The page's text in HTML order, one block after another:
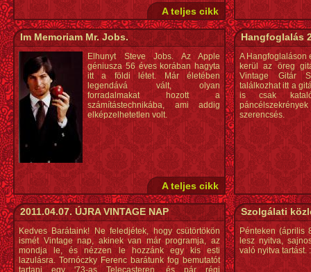
A teljes cikk
Im Memoriam Mr. Jobs.
Elhunyt Steve Jobs. Az Apple
géniusza 56 éves korában hagyta
itt a földi létet. Már életében
legendává vált, olyan
forradalmakat hozott a
számítástechnikába, ami addig
elképzelhetetlen volt.
A teljes cikk
Hangfoglalás
A Hangfoglaláson
kerül az öreg
Vintage Gitár
találkozhat itt a
is csak
szerencsés.
2011.04.07. ÚJRA VINTAGE NAP
Kedves Barátaink! Ne feledjétek, hogy csütörtökön
ismét Vintage nap, akinek van már programja, az
mondja le, és nézzen le hozzánk egy kis esti
lazulásra. Tornóczky Ferenc barátunk fog bemutatót
tartani egy '73-as Telecasteren, és pár régi
Szolgálati
Pénteken (április
lesz nyitva,
való nyitva tartást.